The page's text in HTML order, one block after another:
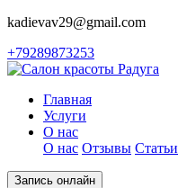
kadievav29@gmail.com
+79289873253
Главная
Услуги
О нас
О нас Отзывы Статьи
Запись онлайн